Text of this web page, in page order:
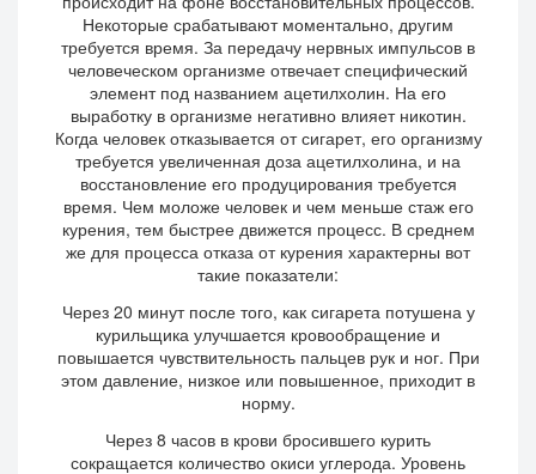
Некоторые срабатывают моментально, другим
требуется время. За передачу нервных импульсов в
человеческом организме отвечает специфический
элемент под названием ацетилхолин. На его
выработку в организме негативно влияет никотин.
Когда человек отказывается от сигарет, его организму
требуется увеличенная доза ацетилхолина, и на
восстановление его продуцирования требуется
время. Чем моложе человек и чем меньше стаж его
курения, тем быстрее движется процесс. В среднем
же для процесса отказа от курения характерны вот
такие показатели:
Через 20 минут после того, как сигарета потушена у
курильщика улучшается кровообращение и
повышается чувствительность пальцев рук и ног. При
этом давление, низкое или повышенное, приходит в
норму.
Через 8 часов в крови бросившего курить
сокращается количество окиси углерода. Уровень